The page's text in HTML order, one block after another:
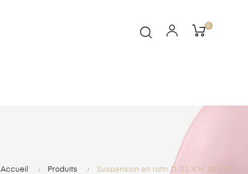
0
Accueil Produits Suspension en rotin D. 22 X H. 26 CM